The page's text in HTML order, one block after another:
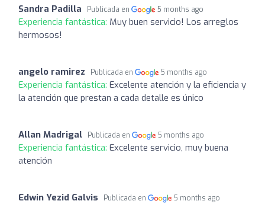
Sandra Padilla Publicada en 5 months ago
Experiencia fantástica: Muy buen servicio! Los arreglos
hermosos!
angelo ramirez Publicada en 5 months ago
Experiencia fantástica: Excelente atención y la eficiencia y
la atención que prestan a cada detalle es único
Allan Madrigal Publicada en 5 months ago
Experiencia fantástica: Excelente servicio, muy buena
atención
Edwin Yezid Galvis Publicada en 5 months ago